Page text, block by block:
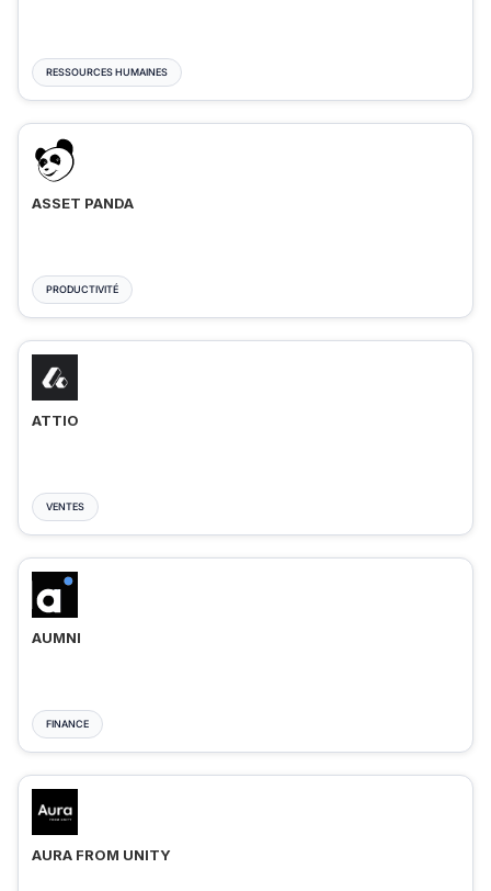
RESSOURCES HUMAINES
ASSET PANDA
PRODUCTIVITÉ
ATTIO
VENTES
AUMNI
FINANCE
AURA FROM UNITY